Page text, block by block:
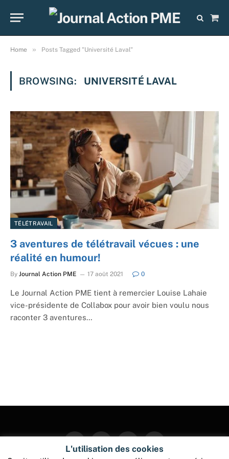
Cart
Home » Posts Tagged "Université Laval"
BROWSING: UNIVERSITÉ LAVAL
TÉLÉTRAVAIL
3 aventures de télétravail vécues : une
réalité en humour!
By Journal Action PME 17 août 2021 0
Le Journal Action PME tient à remercier Louise Lahaie
vice-présidente de Collabox pour avoir bien voulu nous
raconter 3 aventures…
FacebookTwitter InstagramPinterest
L'utilisation des cookies